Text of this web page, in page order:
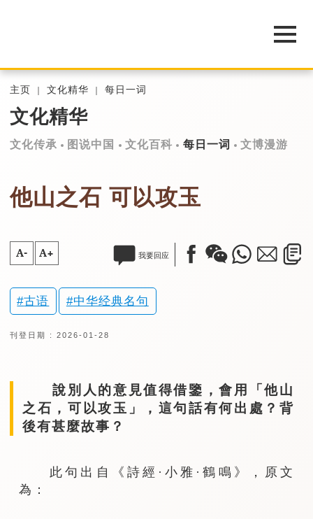
主页 文化精华 每日一词
文化精华
文化传承 图说中国 文化百科 每日一词 文博漫游
他山之石 可以攻玉
A- A+ 我要回应
古语 中华经典名句
刊登日期 : 2026-01-28
說別人的意見值得借鑒，會用「他山
之石，可以攻玉」，這句話有何出處？背
後有甚麼故事？
此句出自《詩經·小雅·鶴鳴》，原文
為：